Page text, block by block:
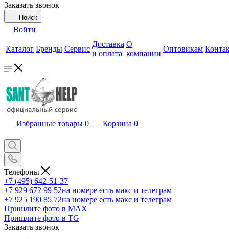
Заказать звонок
Поиск
Войти
Каталог Бренды Сервис
Доставка
и оплата
О
компании
Оптовикам
Избранные товары 0 Корзина 0
Телефоны
+7 (495) 642-51-37
+7 929 672 99 52на номере есть макс и телеграм
+7 925 190 85 72на номере есть макс и телеграм
Пришлите фото в MAX
Пришлите фото в TG
Заказать звонок